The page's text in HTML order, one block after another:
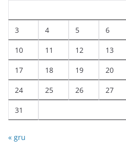
3 4 5 6
10 11 12 13
17 18 19 20
24 25 26 27
31
« gru